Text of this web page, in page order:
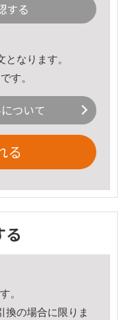
する
なります。
す。
ついて
る
る
。
換の場合に限りま